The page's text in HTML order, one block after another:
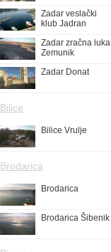
Zadar veslački
klub Jadran
Zadar zračna luka
Zemunik
Zadar Donat
Bilice
Bilice Vrulje
Brodarica
Brodarica
Brodarica Šibenik